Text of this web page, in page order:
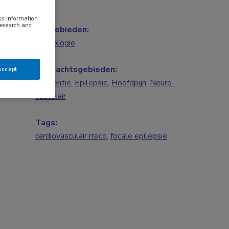
Vakgebieden:
Neurologie
Aandachtsgebieden:
Dementie, Epilepsie, Hoofdpijn, Neuro-
vasculair
Tags:
cardiovasculair risico, focale epilepsie
information
and